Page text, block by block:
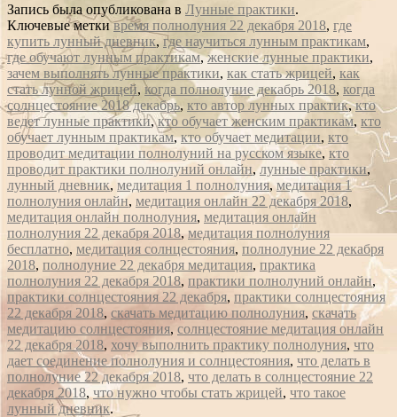
Запись была опубликована в Лунные практики.
Ключевые меткивремя полнолуния 22 декабря 2018, где
купить лунный дневник, где научиться лунным практикам,
где обучают лунным практикам,женские лунные практики,
зачем выполнять лунные практики, как стать жрицей, как
стать лунной жрицей, когда полнолуние декабрь 2018, когда
солнцестояние 2018 декабрь, кто автор лунных практик,кто
ведет лунные практики,кто обучает женским практикам, кто
обучает лунным практикам,кто обучает медитации, кто
проводит медитации полнолуний на русском языке, кто
проводит практики полнолуний онлайн,лунные практики,
лунный дневник, медитация 1 полнолуния,медитация 1
полнолуния онлайн, медитация онлайн 22 декабря 2018,
медитация онлайн полнолуния, медитация онлайн
полнолуния 22 декабря 2018, медитация полнолуния
бесплатно, медитация солнцестояния, полнолуние 22 декабря
2018, полнолуние 22 декабря медитация, практика
полнолуния 22 декабря 2018, практики полнолуний онлайн,
практики солнцестояния 22 декабря, практики солнцестояния
22 декабря 2018, скачать медитацию полнолуния, скачать
медитацию солнцестояния, солнцестояние медитация онлайн
22 декабря 2018, хочу выполнить практику полнолуния, что
дает соединение полнолуния и солнцестояния, что делать в
полнолуние 22 декабря 2018, что делать в солнцестояние 22
декабря 2018, что нужно чтобы стать жрицей, что такое
лунный дневник.